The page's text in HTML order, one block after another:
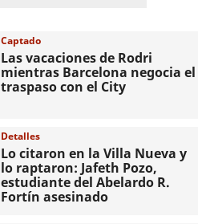
Captado
Las vacaciones de Rodri
mientras Barcelona negocia el
traspaso con el City
Detalles
Lo citaron en la Villa Nueva y
lo raptaron: Jafeth Pozo,
estudiante del Abelardo R.
Fortín asesinado